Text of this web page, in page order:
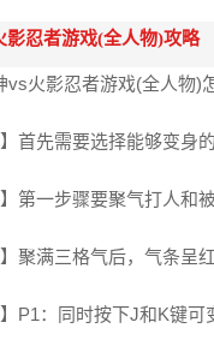
影忍者游戏(全人物)攻略
vs火影忍者游戏(全人物)
】首先需要选择能够变身
】第一步骤要聚气打人和
】聚满三格气后，气条呈
】P1：同时按下J和K键